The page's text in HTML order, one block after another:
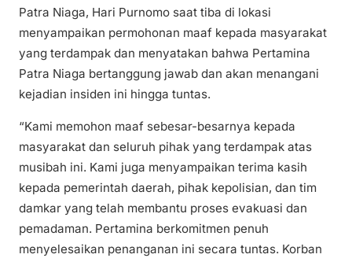
Patra Niaga, Hari Purnomo saat tiba di lokasi
menyampaikan permohonan maaf kepada masyarakat
yang terdampak dan menyatakan bahwa Pertamina
Patra Niaga bertanggung jawab dan akan menangani
kejadian insiden ini hingga tuntas.
“Kami memohon maaf sebesar-besarnya kepada
masyarakat dan seluruh pihak yang terdampak atas
musibah ini. Kami juga menyampaikan terima kasih
kepada pemerintah daerah, pihak kepolisian, dan tim
damkar yang telah membantu proses evakuasi dan
pemadaman. Pertamina berkomitmen penuh
menyelesaikan penanganan ini secara tuntas. Korban